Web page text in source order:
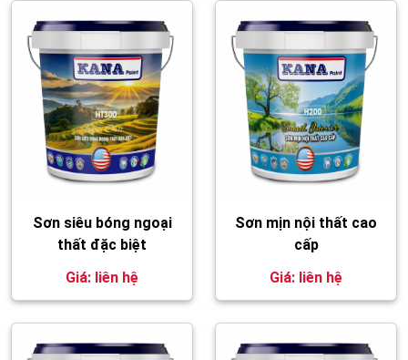
Sơn siêu bóng ngoại
thất đặc biệt
Giá: liên hệ
Sơn mịn nội thất cao
cấp
Giá: liên hệ